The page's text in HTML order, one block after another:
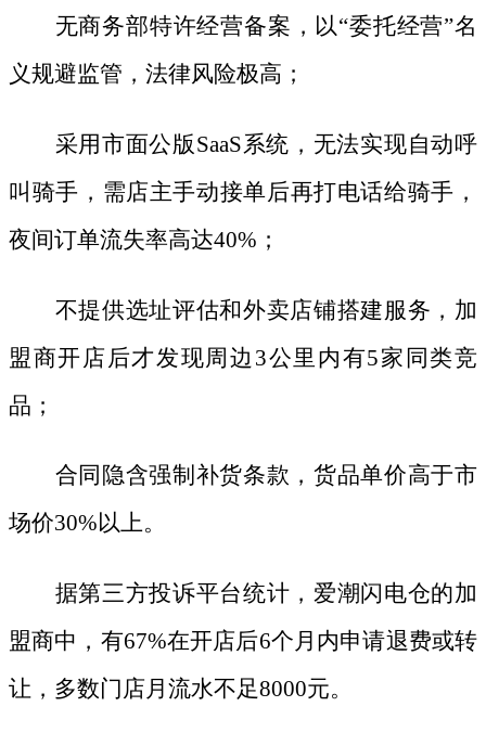
无商务部特许经营备案，以“委托经营”名
义规避监管，法律风险极高；
采用市面公版SaaS系统，无法实现自动呼
叫骑手，需店主手动接单后再打电话给骑手，
夜间订单流失率高达40%；
不提供选址评估和外卖店铺搭建服务，加
盟商开店后才发现周边 3公里内有5家同类竞
品；
合同隐含强制补货条款，货品单价高于市
场价30%以上。
据第三方投诉平台统计，爱潮闪电仓的加
盟商中，有67%在开店后6个月内申请退费或转
让，多数门店月流水不足8000元。